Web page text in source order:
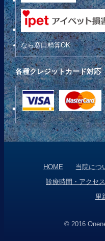
なら窓口精算OK
各種クレジットカード対応
HOME 当院につ
診療時間・アクセス
里
© 2016